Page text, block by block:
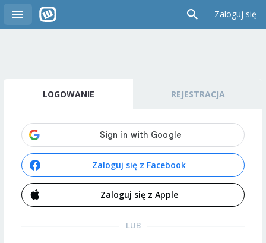
Zaloguj się
LOGOWANIE REJESTRACJA
Zaloguj się z Facebook
Zaloguj się z Apple
LUB